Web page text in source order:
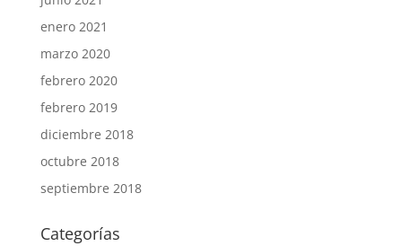
enero 2021
marzo 2020
febrero 2020
febrero 2019
diciembre 2018
octubre 2018
septiembre 2018
Categorías